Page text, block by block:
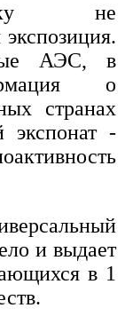
не
АЭС, в
о
странах
экспонат -
и выдает
в 1